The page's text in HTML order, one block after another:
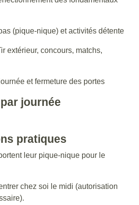
(pique-nique) et activités détente
extérieur, concours, matchs,
et fermeture des portes
journée
pratiques
leur pique-nique pour le
chez soi le midi (autorisation